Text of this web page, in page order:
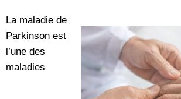
La maladie de
Parkinson est
l’une des
maladies